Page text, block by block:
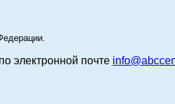
электронной почте